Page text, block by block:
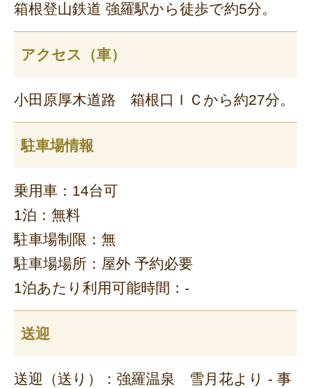
箱根登山鉄道 強羅駅から徒歩で約5分。
アクセス（車）
小田原厚木道路 箱根口ＩＣから約27分。
駐車場情報
乗用車：14台可
1泊：無料
駐車場制限：無
駐車場場所：屋外 予約必要
1泊あたり利用可能時間：-
送迎
送迎（送り）：強羅温泉 雪月花より - 事